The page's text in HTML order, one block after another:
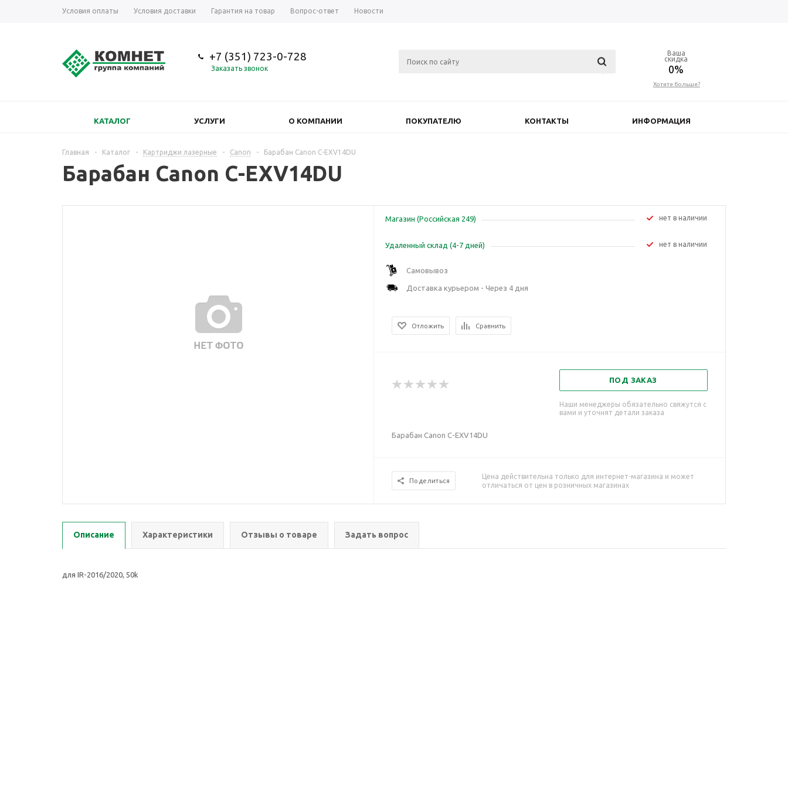
Условия оплаты Условия доставки Гарантия на товар Вопрос-ответ Новости
+7 (351) 723-0-728
Заказать звонок
Ваша
скидка
0%
Хотите больше?
КАТАЛОГ УСЛУГИ О КОМПАНИИ ПОКУПАТЕЛЮ КОНТАКТЫ ИНФОРМАЦИЯ
Главная - Каталог - Картриджи лазерные - Canon - Барабан Canon C-EXV14DU
Барабан Canon C-EXV14DU
Магазин (Российская 249) Нет в наличии
Удаленный склад (4-7 дней) Нет в наличии
Самовывоз
Доставка курьером - Через 4 дня
Отложить Сравнить
ПОД ЗАКАЗ
Наши менеджеры обязательно свяжутся с
вами и уточнят детали заказа
Барабан Canon C-EXV14DU
Поделиться
Цена действительна только для интернет-магазина и может
отличаться от цен в розничных магазинах
Описание Характеристики Отзывы о товаре Задать вопрос
для IR-2016/2020, 50k